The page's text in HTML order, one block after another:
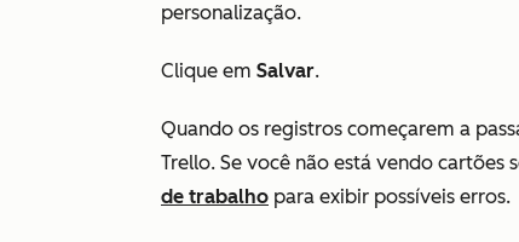
personalização.
Clique em Salvar.
Quando os registros começarem a
Trello. Se você não está vendo cartões
de trabalho para exibir possíveis erros.